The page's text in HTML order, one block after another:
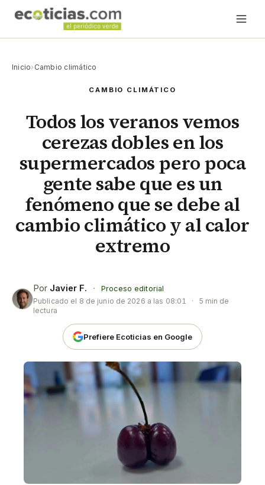
Inicio› Cambio climático
CAMBIO CLIMÁTICO
Todos los veranos vemos
cerezas dobles en los
supermercados pero poca
gente sabe que es un
fenómeno que se debe al
cambio climático y al calor
extremo
Por Javier F. ·
Proceso editorial
Publicado el 8 de junio de 2026 a las 08:01 ·
5 min de
lectura
Prefiere Ecoticias en Google